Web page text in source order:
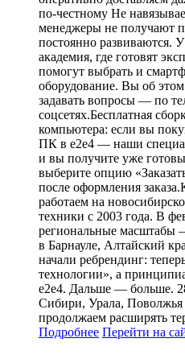
по-честному Не
менеджеры не получают
постоянно развиваются.
академия, где готовят
помогут выбрать и
оборудование. Вы об этом
задавать вопросы — по
соцсетях.Бесплатная
компьютера: если вы
ПК в e2e4 — наши
и вы получите уже
выберите опцию
после оформления
работаем на
техники с 2003 года. В
региональные масштабы
в Барнауле, Алтайский
начали ребрендинг:
технологии», а
е2е4. Дальше — больше.
Сибири, Урала,
продолжаем расширять
Подробнее Перейти на